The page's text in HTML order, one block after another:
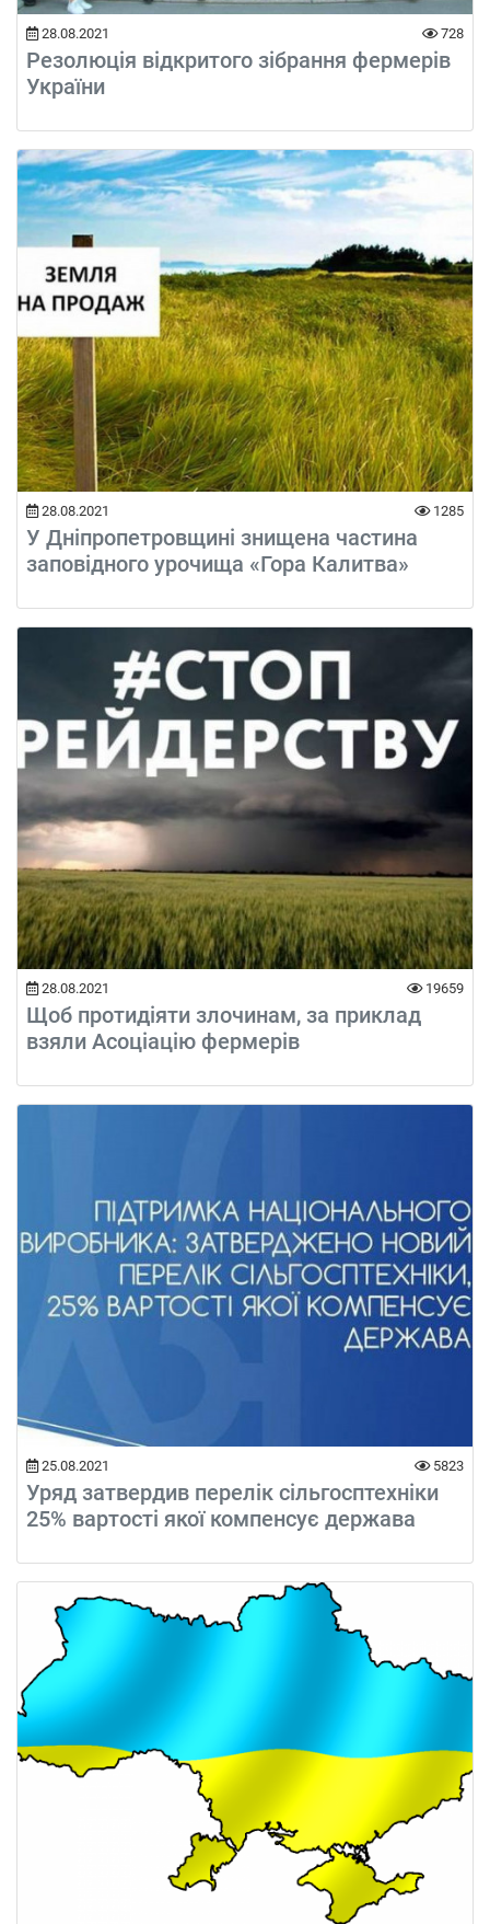
28.08.2021 728
Резолюція відкритого зібрання фермерів
України
28.08.2021 1285
У Дніпропетровщині знищена частина
заповідного урочища «Гора Калитва»
28.08.2021 19659
Щоб протидіяти злочинам, за приклад
взяли Асоціацію фермерів
25.08.2021 5823
Уряд затвердив перелік сільгосптехніки
25% вартості якої компенсує держава